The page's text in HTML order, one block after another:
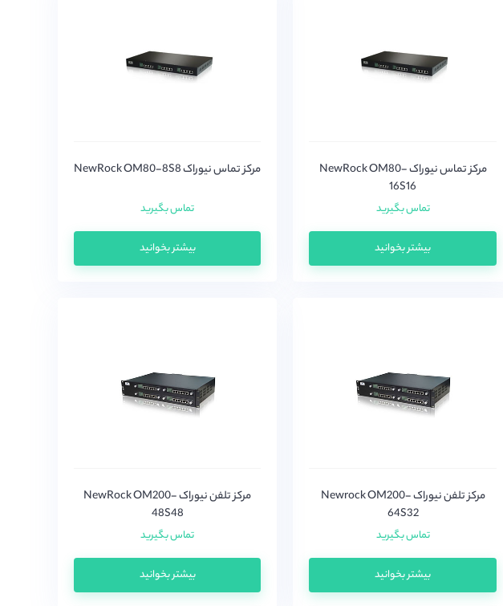
مرکز تماس نیوراک NewRock OM80-
16S16
تماس بگیرید
بیشتر بخوانید
مرکز تماس نیوراک NewRock OM80-8S8
تماس بگیرید
بیشتر بخوانید
مرکز تلفن نیوراک Newrock OM200-
64S32
تماس بگیرید
بیشتر بخوانید
مرکز تلفن نیوراک NewRock OM200-
48S48
تماس بگیرید
بیشتر بخوانید